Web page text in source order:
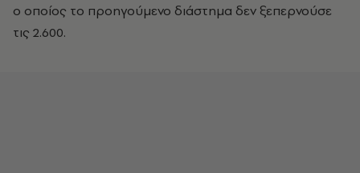
ο οποίος το προηγούμενο διάστημα δεν ξεπερνούσε
τις 2.600.